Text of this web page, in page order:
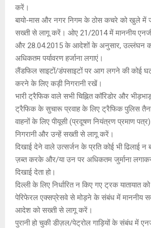
करें।
बायो-मास और नगर निगम के ठोस कचरे को खुले में
सख्ती से लागू करें। ओए 21/2014 में माननीय
और 28.04.2015 के आदेशों के अनुसार, उल्लंघन
अधिकतम पर्यावरण हर्जाना लगाएं।
लैंडफिल साइटों/डंपसाइटों पर आग लगने की कोई
करने के लिए कड़ी निगरानी रखें।
भारी ट्रैफिक वाले सभी चिह्नित कॉरिडोर और
ट्रैफिक के सुचारू प्रवाह के लिए ट्रैफिक पुलिस
वाहनों के लिए पीयूसी (प्रदूषण नियंत्रण प्रमाण
निगरानी और उन्हें सख्ती से लागू करें।
दिखाई देने वाले उत्सर्जन के प्रति कोई भी ढिलाई न
ज़ब्त करके और/या उन पर अधिकतम जुर्माना
दिखाई देता हो।
दिल्ली के लिए निर्धारित न किए गए ट्रक यातायात
पेरिफेरल एक्सप्रेसवे से मोड़ने के संबंध में माननीय
आदेश को सख्ती से लागू करें।
पुरानी हो चुकी डीज़ल/पेट्रोल गाड़ियों के संबंध में